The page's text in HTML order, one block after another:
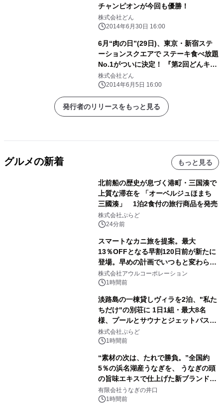
チャンピオンが今回も優勝！
株式会社どん
2014年6月30日 16:00
6月“肉の日”(29日)、東京・新宿ステ
ーションスクエアで ステーキ食べ放題
No.1がついに決定！ 『第2回どんキン
グ グランドチャンピオン決定戦』
株式会社どん
2014年6月5日 16:00
発行者のリリースをもっと見る
グルメの新着 もっと見る
北前船の歴史が息づく港町・三国湊で
上質な滞在を 「オーベルジュほまち
三國湊」 1泊2食付の旅行商品を発売
株式会社ぷらど
24分前
スマートなカニ旅を提案。最大
13％OFFとなる早割120日前が新たに
登場。早めの計画でいつもと変わらぬ
大人の冬旅を。ー夕日ヶ浦温泉「佳松
苑 別邸ふうか」ー
株式会社アウルコーポレーション
1時間前
淡路島の一棟貸しヴィラを2泊、"私た
ちだけ"の別荘に 1日1組・最大8名
様、プールとサウナとジェットバス付
きで Villa Mon Temps AWAJIの連泊
素泊りプラン
株式会社ぷらど
1時間前
“素材の次は、たれで勝負。”全国約
5％の浜名湖産うなぎを、 うなぎの頭
の旨味エキスで仕上げた新ブランド
「井口の誉」誕生
有限会社うなぎの井口
1時間前